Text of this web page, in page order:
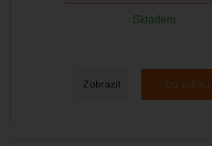
Skladem
Zobrazit Do košíku